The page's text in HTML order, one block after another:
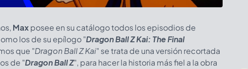
Maxposee en su catálogo todos los episodios de
los de su epílogo "Dragon Ball Z Kai: The Final
que "Dragon Ball Z Kai" se trata de una versión recortada
de "Dragon Ball Z", para hacer la historia más fiel a la obra